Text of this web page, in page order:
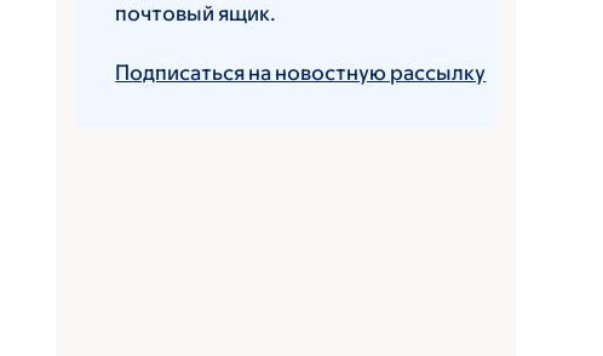
почтовый ящик.
Подписаться на новостную рассылку